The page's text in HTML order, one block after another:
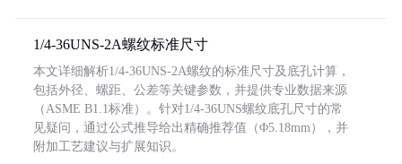
1/4-36UNS-2A螺纹标准尺寸
本文详细解析1/4-36UNS-2A螺纹的标准尺寸及底孔计算，
包括外径、螺距、公差等关键参数，并提供专业数据来源
（ASME B1.1标准）。针对1/4-36UNS螺纹底孔尺寸的常
见疑问，通过公式推导给出精确推荐值（Φ5.18mm），并
附加工艺建议与扩展知识。